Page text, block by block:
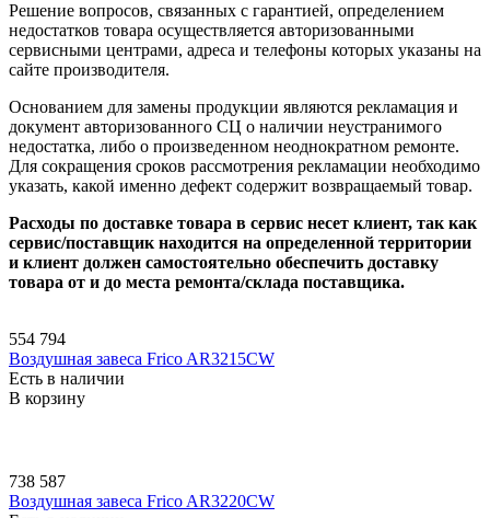
Решение вопросов, связанных с гарантией, определением
недостатков товара осуществляется авторизованными
сервисными центрами, адреса и телефоны которых указаны на
сайте производителя.
Основанием для замены продукции являются рекламация и
документ авторизованного СЦ о наличии неустранимого
недостатка, либо о произведенном неоднократном ремонте.
Для сокращения сроков рассмотрения рекламации необходимо
указать, какой именно дефект содержит возвращаемый товар.
Расходы по доставке товара в сервис несет клиент, так как
сервис/поставщик находится на определенной территории
и клиент должен самостоятельно обеспечить доставку
товара от и до места ремонта/склада поставщика.
554 794
Воздушная завеса Frico AR3215CW
Есть в наличии
В корзину
738 587
Воздушная завеса Frico AR3220CW